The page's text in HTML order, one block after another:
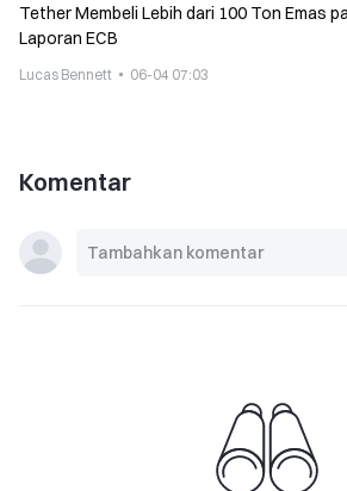
Tether Membeli Lebih dari 100 Ton Emas
Laporan ECB
Lucas Bennett 06-04 07:03
Komentar